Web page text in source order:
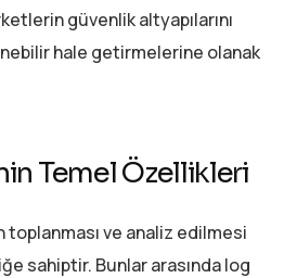
güvenlik altyapılarını
hale getirmelerine olanak
Temel Özellikleri
toplanması ve analiz edilmesi
sahiptir. Bunlar arasında log